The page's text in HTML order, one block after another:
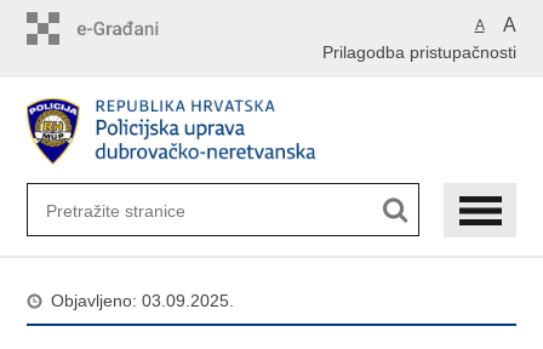
A A
Prilagodba pristupačnosti
Objavljeno: 03.09.2025.